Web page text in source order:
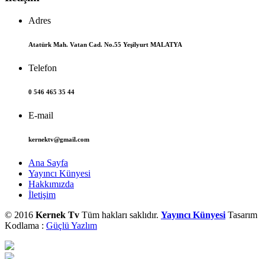
Adres
Atatürk Mah. Vatan Cad. No.55 Yeşilyurt MALATYA
Telefon
0 546 465 35 44
E-mail
kernektv@gmail.com
Ana Sayfa
Yayıncı Künyesi
Hakkımızda
İletişim
© 2016 Kernek Tv Tüm hakları saklıdır. Yayıncı Künyesi Tasarım
Kodlama : Güçlü Yazlım